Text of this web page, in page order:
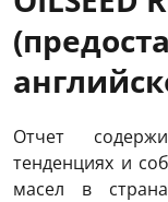
Отчет
тенденциях и
масел в